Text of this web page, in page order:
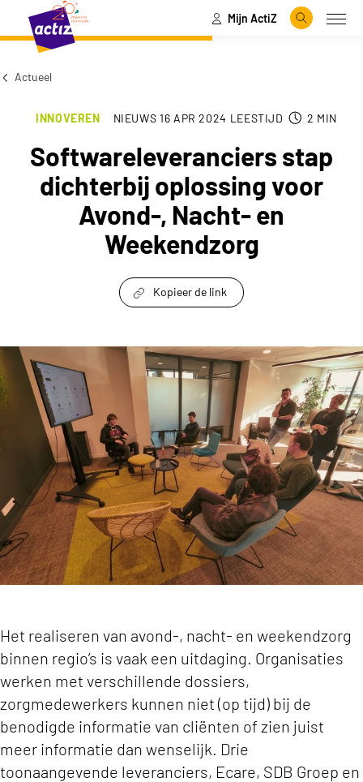
Naar hoofdinhoud
Naar menu Mijn ActiZ
Zoeken
Actueel
INNOVEREN NIEUWS 16 APR 2024 LEESTIJD 2 MIN
Softwareleveranciers stap
dichterbij oplossing voor
Avond-, Nacht- en
Weekendzorg
Kopieer de link
Softwareleveranciers stap dichterbij
Het realiseren van avond-, nacht- en weekendzorg
binnen regio’s is vaak een uitdaging. Organisaties
werken met verschillende dossiers,
zorgmedewerkers kunnen niet (op tijd) bij de
benodigde informatie van cliënten of zien juist
meer informatie dan wenselijk. Drie
toonaangevende leveranciers, Ecare, SDB Groep en